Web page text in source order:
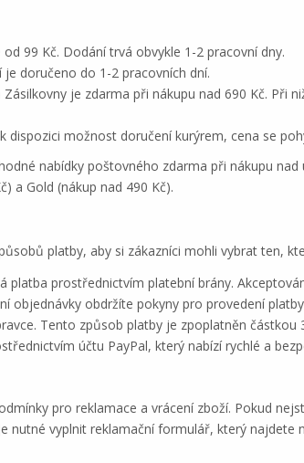
99 Kč. Dodání trvá obvykle 1-2 pracovní dny.
doručeno do 1-2 pracovních dní.
je zdarma při nákupu nad 690 Kč. Při
dispozici možnost doručení kurýrem, cena se
nabídky poštovného zdarma při nákupu
a Gold (nákup nad 490 Kč).
platby, aby si zákazníci mohli vybrat ten,
platba prostřednictvím platební brány.
objednávky obdržíte pokyny pro provedení
Tento způsob platby je zpoplatněn částkou
účtu PayPal, který nabízí rychlé a
pro reklamace a vrácení zboží. Pokud
nutné vyplnit reklamační formulář, který